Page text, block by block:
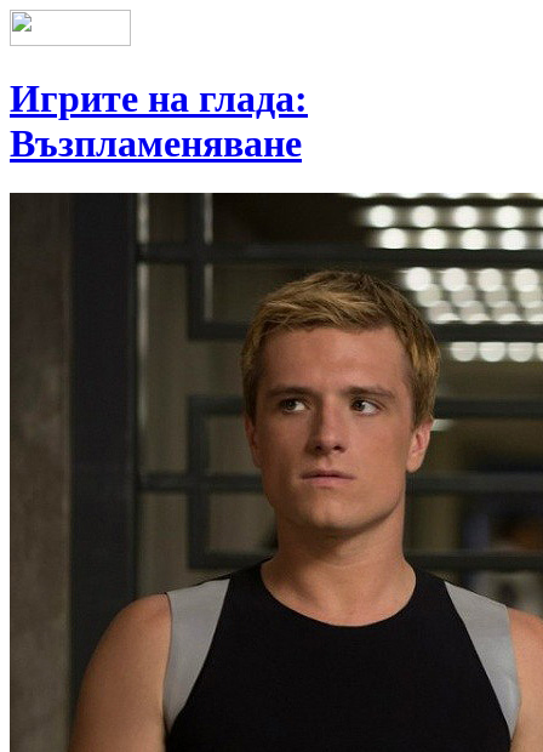
Игрите на глада:
Възпламеняване